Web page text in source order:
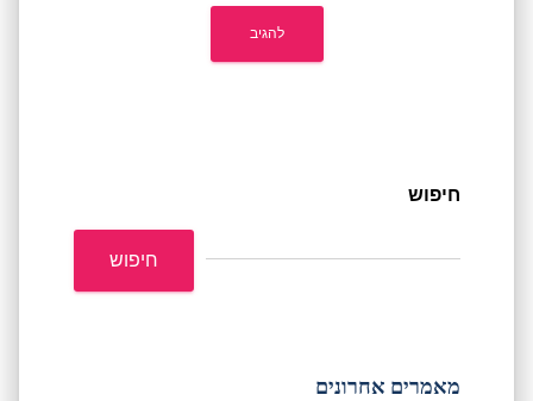
חיפוש
חיפוש
מאמרים אחרונים